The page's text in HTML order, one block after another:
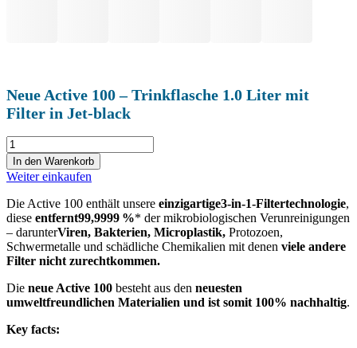
Neue Active 100 – Trinkflasche 1.0 Liter mit
Filter in Jet-black
Neue
Active
100
-
Trinkflasche
1.0
Liter
mit
Filter
Jet-
black
In den Warenkorb
Weiter einkaufen
Die Active 100 enthält unsere einzigartige3-in-1-Filtertechnologie,
diese entfernt99,9999 %* der mikrobiologischen Verunreinigungen
– darunterViren, Bakterien, Microplastik, Protozoen,
Schwermetalle und schädliche Chemikalien mit denen viele andere
Filter nicht zurechtkommen.
Die neue Active 100 besteht aus den neuesten
umweltfreundlichen Materialien und ist somit 100% nachhaltig.
Key facts: